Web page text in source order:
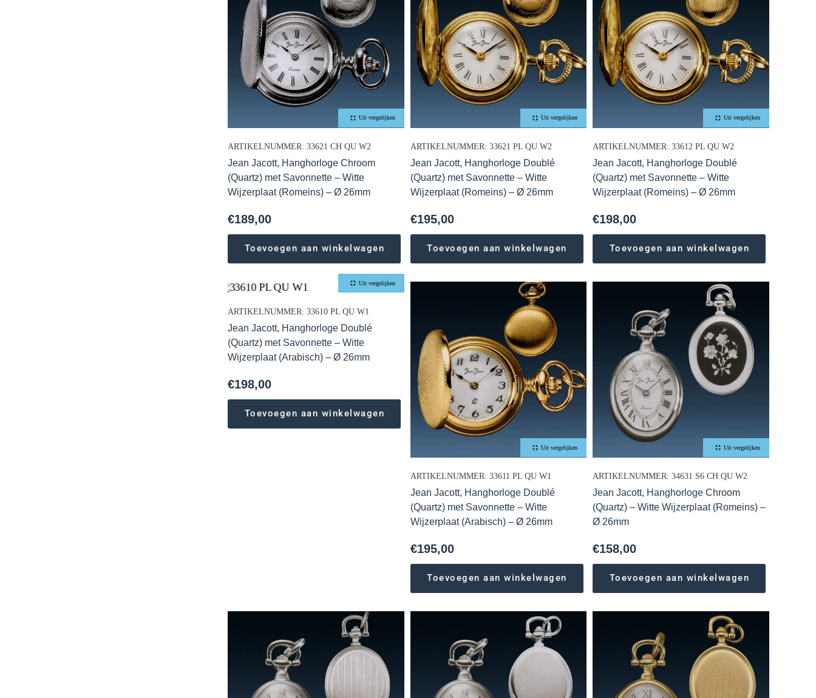
Uit vergelijken
ARTIKELNUMMER: 33621 CH QU W2
Jean Jacott, Hanghorloge Chroom
(Quartz) met Savonnette – Witte
Wijzerplaat (Romeins) – Ø 26mm
€189,00
Toevoegen aan winkelwagen
Uit vergelijken
ARTIKELNUMMER: 33621 PL QU W2
Jean Jacott, Hanghorloge Doublé
(Quartz) met Savonnette – Witte
Wijzerplaat (Romeins) – Ø 26mm
€195,00
Toevoegen aan winkelwagen
Uit vergelijken
ARTIKELNUMMER: 33612 PL QU W2
Jean Jacott, Hanghorloge Doublé
(Quartz) met Savonnette – Witte
Wijzerplaat (Romeins) – Ø 26mm
€198,00
Toevoegen aan winkelwagen
Uit vergelijken
ARTIKELNUMMER: 33610 PL QU W1
Jean Jacott, Hanghorloge Doublé
(Quartz) met Savonnette – Witte
Wijzerplaat (Arabisch) – Ø 26mm
€198,00
Toevoegen aan winkelwagen
Uit vergelijken
ARTIKELNUMMER: 33611 PL QU W1
Jean Jacott, Hanghorloge Doublé
(Quartz) met Savonnette – Witte
Wijzerplaat (Arabisch) – Ø 26mm
€195,00
Toevoegen aan winkelwagen
Uit vergelijken
ARTIKELNUMMER: 34631 S6 CH QU W2
Jean Jacott, Hanghorloge Chroom
(Quartz) – Witte Wijzerplaat (Romeins) –
Ø 26mm
€158,00
Toevoegen aan winkelwagen